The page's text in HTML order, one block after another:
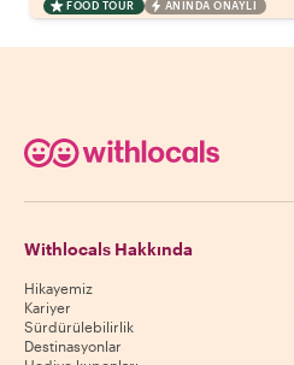
FOOD TOUR ANINDA ONAYLI
Withlocals Hakkında
Hikayemiz
Kariyer
Sürdürülebilirlik
Destinasyonlar